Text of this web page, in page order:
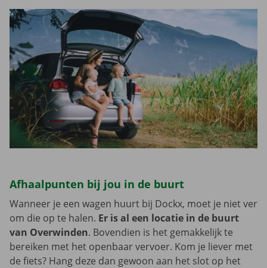
Afhaalpunten bij jou in de buurt
Wanneer je een wagen huurt bij Dockx, moet je niet ver
om die op te halen. Er is al een locatie in de buurt
van Overwinden. Bovendien is het gemakkelijk te
bereiken met het openbaar vervoer. Kom je liever met
de fiets? Hang deze dan gewoon aan het slot op het